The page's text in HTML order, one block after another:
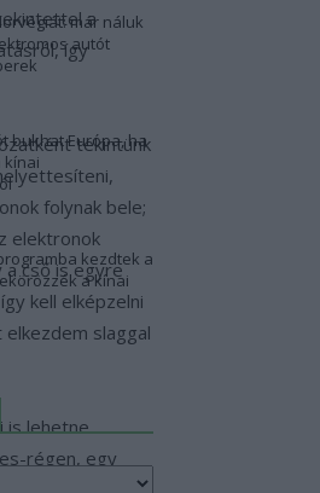
a
így
tekintünk
folynak bele;
elektronok
a cső is egyre
kell elképzelni
slaggal
is lehetne
régen, egy
már náluk
autót
bukhat Európa, ha
kínai
kezdtek a
a kínai